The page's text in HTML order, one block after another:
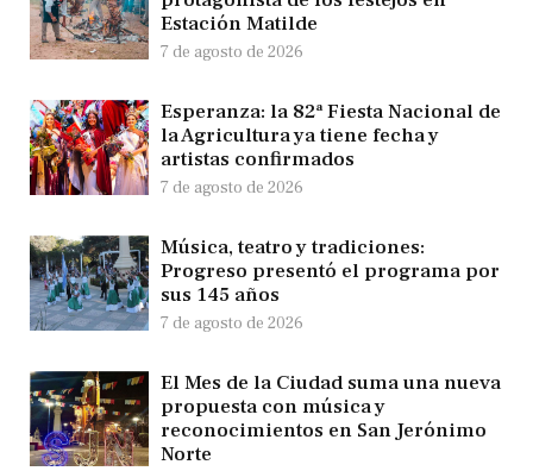
Estación Matilde
7 de agosto de 2026
Esperanza: la 82ª Fiesta Nacional de
la Agricultura ya tiene fecha y
artistas confirmados
7 de agosto de 2026
Música, teatro y tradiciones:
Progreso presentó el programa por
sus 145 años
7 de agosto de 2026
El Mes de la Ciudad suma una nueva
propuesta con música y
reconocimientos en San Jerónimo
Norte